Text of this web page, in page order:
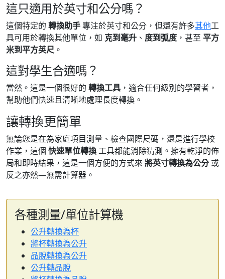
這只適用於英寸和公分嗎？
這個特定的 轉換助手專注於英寸和公分，但還有許多其他工
具可用於轉換其他單位，如 克到毫升 、 度到弧度 ，甚至 平方
米到平方英尺 。
這對學生合適嗎？
當然。這是一個很好的 轉換工具 ，適合任何級別的學習者，
幫助他們快速且清晰地處理長度轉換。
讓轉換更簡單
無論您是在為家庭項目測量、檢查國際尺碼，還是進行學校
作業，這個 快速單位轉換工具都能消除猜測。擁有乾淨的佈
局和即時結果，這是一個方便的方式來 將英寸轉換為公分或
反之亦然—無需計算器。
各種測量/單位計算機
公升轉換為杯
將杯轉換為公升
品脫轉換為公升
公升轉品脫